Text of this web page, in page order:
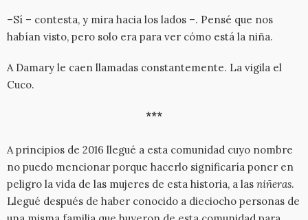
–Sí – contesta, y mira hacia los lados –. Pensé que nos
habían visto, pero solo era para ver cómo está la niña.
A Damary le caen llamadas constantemente. La vigila el
Cuco.
***
A principios de 2016 llegué a esta comunidad cuyo nombre
no puedo mencionar porque hacerlo significaría poner en
peligro la vida de las mujeres de esta historia, a las niñeras.
Llegué después de haber conocido a dieciocho personas de